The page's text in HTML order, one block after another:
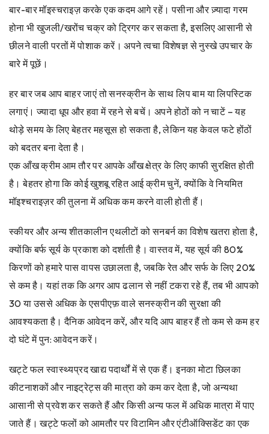
बार-बार मॉइस्चराइज़ करके एक कदम आगे रहें। पसीना और ज़्यादा गरम
होना भी खुजली/खरोंच चक्र को ट्रिगर कर सकता है, इसलिए आसानी से
छीलने वाली परतों में पोशाक करें। अपने त्वचा विशेषज्ञ से नुस्खे उपचार के
बारे में पूछें।
हर बार जब आप बाहर जाएं तो सनस्क्रीन के साथ लिप बाम या लिपस्टिक
लगाएं। ज्यादा धूप और हवा में रहने से बचें। अपने होठों को न चाटें – यह
थोड़े समय के लिए बेहतर महसूस हो सकता है, लेकिन यह केवल फटे होंठों
को बदतर बना देता है।
एक आँख क्रीम आम तौर पर आपके आँख क्षेत्र के लिए काफी सुरक्षित होती
है। बेहतर होगा कि कोई खुशबू रहित आई क्रीम चुनें, क्योंकि वे नियमित
मॉइश्चराइज़र की तुलना में अधिक कम करने वाली होती हैं।
स्कीयर और अन्य शीतकालीन एथलीटों को सनबर्न का विशेष खतरा होता है,
क्योंकि बर्फ सूर्य के प्रकाश को दर्शाती है। वास्तव में, यह सूर्य की 80%
किरणों को हमारे पास वापस उछालता है, जबकि रेत और सर्फ के लिए 20%
से कम है। यहां तक ​​​​कि अगर आप ढलान से नहीं टकरा रहे हैं, तब भी आपको
30 या उससे अधिक के एसपीएफ़ वाले सनस्क्रीन की सुरक्षा की
आवश्यकता है। दैनिक आवेदन करें, और यदि आप बाहर हैं तो कम से कम हर
दो घंटे में पुन: आवेदन करें।
खट्टे फल स्वास्थ्यप्रद खाद्य पदार्थों में से एक हैं। इनका मोटा छिलका
कीटनाशकों और नाइट्रेट्स की मात्रा को कम कर देता है, जो अन्यथा
आसानी से प्रवेश कर सकते हैं और किसी अन्य फल में अधिक मात्रा में पाए
जाते हैं। खट्टे फलों को आमतौर पर विटामिन और एंटीऑक्सिडेंट का एक